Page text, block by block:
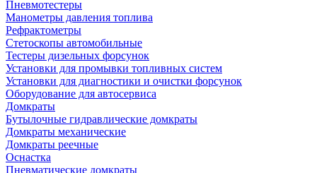
Пневмотестеры
Манометры давления топлива
Рефрактометры
Стетоскопы автомобильные
Тестеры дизельных форсунок
Установки для промывки топливных систем
Установки для диагностики и очистки форсунок
Оборудование для автосервиса
Домкраты
Бутылочные гидравлические домкраты
Домкраты механические
Домкраты реечные
Оснастка
Пневматические домкраты